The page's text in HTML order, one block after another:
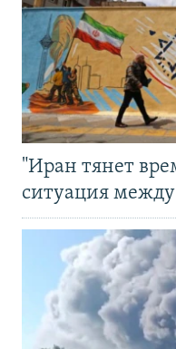
"Иран тянет
ситуация